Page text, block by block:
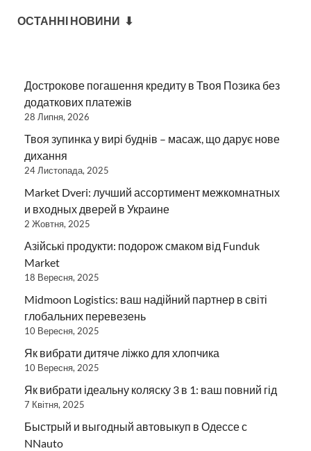
ОСТАННІ НОВИНИ ⬇
Дострокове погашення кредиту в Твоя Позика без
додаткових платежів
28 Липня, 2026
Твоя зупинка у вирі буднів – масаж, що дарує нове
дихання
24 Листопада, 2025
Market Dveri: лучший ассортимент межкомнатных
и входных дверей в Украине
2 Жовтня, 2025
Азійські продукти: подорож смаком від Funduk
Market
18 Вересня, 2025
Midmoon Logistics: ваш надійний партнер в світі
глобальних перевезень
10 Вересня, 2025
Як вибрати дитяче ліжко для хлопчика
10 Вересня, 2025
Як вибрати ідеальну коляску 3 в 1: ваш повний гід
7 Квітня, 2025
Быстрый и выгодный автовыкуп в Одессе с
NNauto